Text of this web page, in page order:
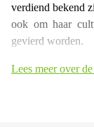
verdiend bekend
ook om haar
gevierd worden.
Lees meer over